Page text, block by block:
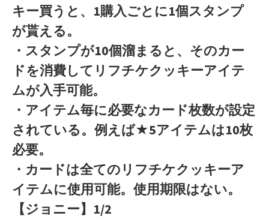
キー買うと、1購入ごとに1個スタンプ
が貰える。
・スタンプが10個溜まると、そのカー
ドを消費してリフチケクッキーアイテ
ムが入手可能。
・アイテム毎に必要なカード枚数が設定
されている。例えば★5アイテムは10枚
必要。
・カードは全てのリフチケクッキーア
イテムに使用可能。使用期限はない。
【ジョニー】1/2